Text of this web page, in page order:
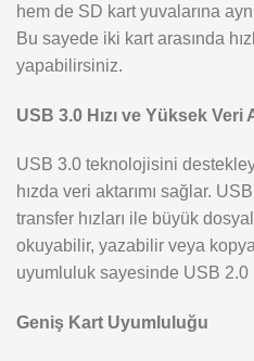
hem de SD kart yuvalarına
Bu sayede iki kart arasında
yapabilirsiniz.
USB 3.0 Hızı ve Yüksek Veri
USB 3.0 teknolojisini
hızda veri aktarımı sağlar.
transfer hızları ile büyük
okuyabilir, yazabilir veya
uyumluluk sayesinde USB 2.0
Geniş Kart Uyumluluğu